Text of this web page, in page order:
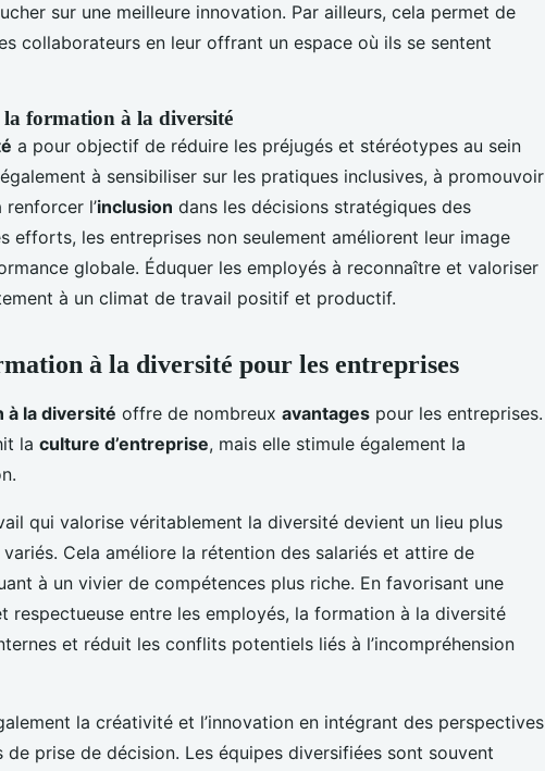
sur une meilleure innovation. Par ailleurs, cela permet de
collaborateurs en leur offrant un espace où ils se sentent
formation à la diversité
a pour objectif de réduire les préjugés et stéréotypes au sein
à sensibiliser sur les pratiques inclusives, à promouvoir
renforcer l’inclusion dans les décisions stratégiques des
efforts, les entreprises non seulement améliorent leur image
globale. Éduquer les employés à reconnaître et valoriser
à un climat de travail positif et productif.
à la diversité pour les entreprises
à la diversité offre de nombreux avantages pour les entreprises.
la culture d’entreprise, mais elle stimule également la
qui valorise véritablement la diversité devient un lieu plus
Cela améliore la rétention des salariés et attire de
à un vivier de compétences plus riche. En favorisant une
respectueuse entre les employés, la formation à la diversité
et réduit les conflits potentiels liés à l’incompréhension
la créativité et l’innovation en intégrant des perspectives
de prise de décision. Les équipes diversifiées sont souvent